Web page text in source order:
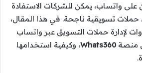
واتساب، يمكن للشركات الاستفادة
تسويقية ناجحة. في هذا المقال،
لإدارة حملات التسويق عبر واتساب
منصةWhats360، وكيفية استخدامها